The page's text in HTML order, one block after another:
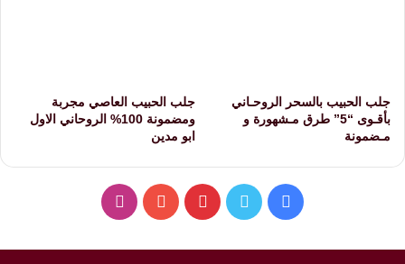
جلب الحبيب بالسحر الروحـاني
بأقـوى “5” طرق مـشهورة و
مـضمونة
جلب الحبيب العاصي مجربة
ومضمونة 100% الروحاني الاول
ابو مدين
فيسبوك تويتر بينتيريستيوتيوب انستقرام